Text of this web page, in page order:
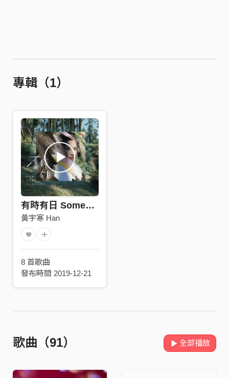
專輯（1）
有時有日 Someday
黃宇寒 Han
8 首歌曲
發布時間 2019-12-21
歌曲（91） 全部播放